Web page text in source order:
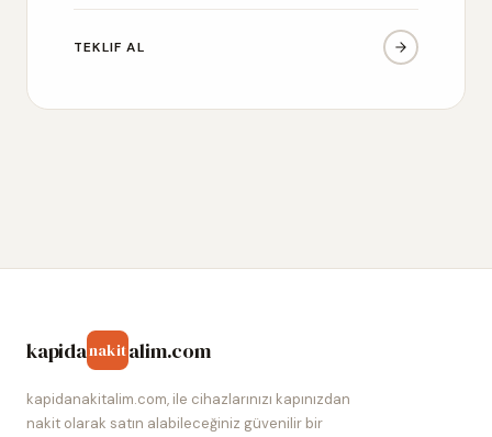
TEKLIF AL
kapidanakitalim.com
kapidanakitalim.com, ile cihazlarınızı kapınızdan
nakit olarak satın alabileceğiniz güvenilir bir